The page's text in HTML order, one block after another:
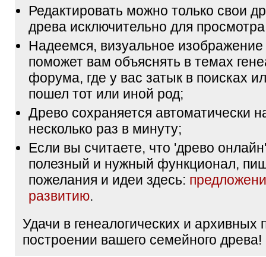
Редактировать можно только свои
древа исключительно для
Надеемся, визуальное
поможет вам объяснять в темах
форума, где у вас затык в поисках
пошел тот или иной род;
Древо сохраняется автоматически
несколько раз в минуту;
Если вы считаете, что 'древо
полезный и нужный функционал,
пожелания и идеи здесь:
развитию.
Удачи в генеалогических и архивных
построении вашего семейного древа!